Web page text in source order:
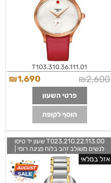
T103.310.36.111.01
₪2,600
₪1,690
פרטי השעון
הוסף לקופה
T023.210.22.113.00 שעון יד טיסו
לנשים משולב זהב בלוח פנינה רומי |
שנתיים אחריות | חנות שעונים בראשון
לציון | Tissot Women's
T0232102211300 T-Lady T-Wave
28mm
אזל במלאי